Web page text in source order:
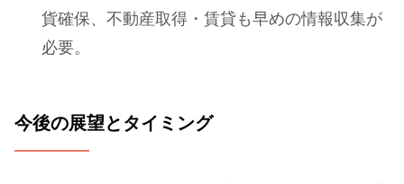
貨確保、不動産取得・賃貸も早めの情報収集が
必要。
今後の展望とタイミング